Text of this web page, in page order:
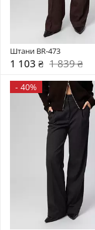
Штани BR-473
1 103 ₴ 1 839 ₴
- 40%